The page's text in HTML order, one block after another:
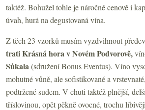
taktéž. Bohužel tohle je náročné cenově i
úvah, hurá na degustovaná vína.
Z těch 23 vzorků musím vyzdvihnout
trati Krásná hora v Novém Podvorově,
Sůkala(sdružení Bonus Eventus). Víno
mohutné vůně, ale sofistikované a
podtržené sudem. V chuti taktéž plnější,
tříslovinou, opět pěkně ovocné, trochu